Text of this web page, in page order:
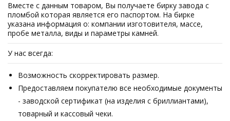
Вместе с данным товаром, Вы получаете бирку завода с
пломбой которая является его паспортом. На бирке
указана информация о: компании изготовителя, массе,
пробе металла, виды и параметры камней.
У нас всегда:
Возможность скорректировать размер.
Предоставляем покупателю все необходимые документы
- заводской сертификат (на изделия с бриллиантами),
товарный и кассовый чеки.